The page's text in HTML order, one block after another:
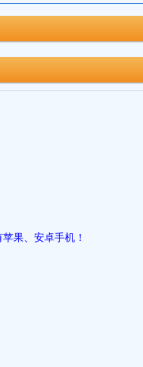
来阐释，宝宝的人生运
苹果、安卓手机！